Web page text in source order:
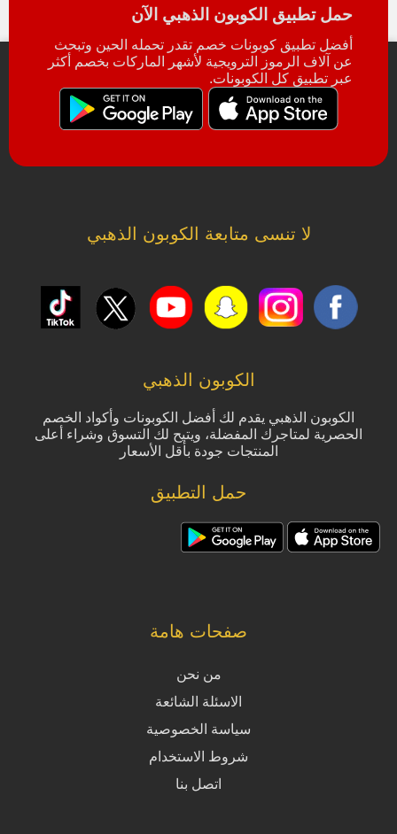
حمل تطبيق الكوبون الذهبي الآن
أفضل تطبيق كوبونات خصم تقدر تحمله الحين وتبحث
عن آلاف الرموز الترويجية لأشهر الماركات بخصم أكثر
عبر تطبيق كل الكوبونات.
لا تنسى متابعة الكوبون الذهبي
الكوبون الذهبي
الكوبون الذهبي يقدم لك أفضل الكوبونات وأكواد الخصم
الحصرية لمتاجرك المفضلة، ويتيح لك التسوق وشراء أعلى
المنتجات جودة بأقل الأسعار
حمل التطبيق
صفحات هامة
من نحن
الاسئلة الشائعة
سياسة الخصوصية
شروط الاستخدام
اتصل بنا